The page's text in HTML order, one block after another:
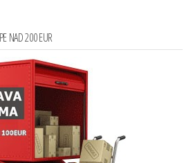
NAD 200 EUR